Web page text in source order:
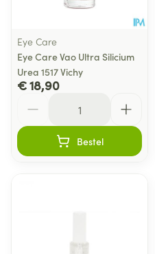
Eye Care
Eye Care Vao Ultra Silicium
Urea 1517 Vichy
€ 18,90
Bestel